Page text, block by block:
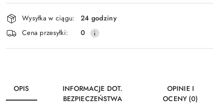
Wyślij
Dostępność
i
dostawa
Wysyłka w ciągu:
24 godziny
Cena przesyłki:
0
OPIS
INFORMACJE DOT.
BEZPIECZEŃSTWA
OPINIE I
OCENY (0)